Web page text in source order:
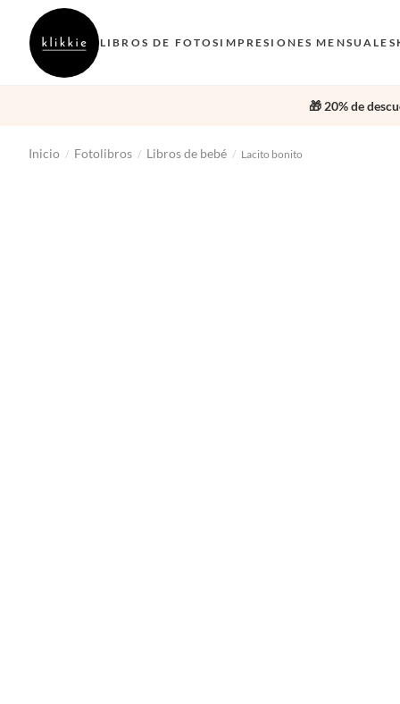
LIBROS DE FOTOS IMPRESIONES MENSUALES
🎁 20% de
Inicio / Fotolibros / Libros de bebé / Lacito bonito